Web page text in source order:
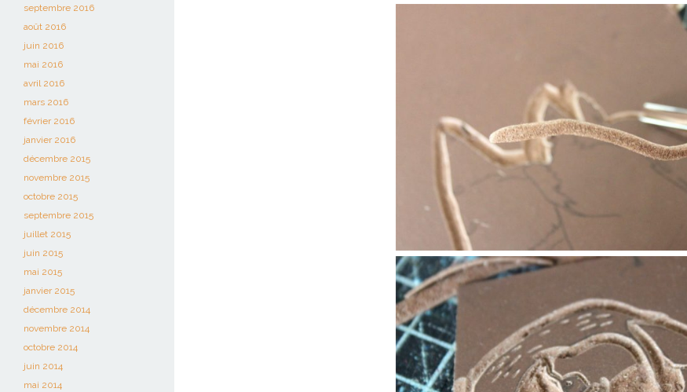
septembre 2016
août 2016
juin 2016
mai 2016
avril 2016
mars 2016
février 2016
janvier 2016
décembre 2015
novembre 2015
octobre 2015
septembre 2015
juillet 2015
juin 2015
mai 2015
janvier 2015
décembre 2014
novembre 2014
octobre 2014
juin 2014
mai 2014